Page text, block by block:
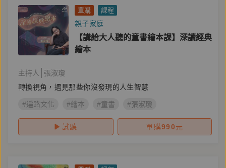
單購 課程
親子家庭
【講給大人聽的童書繪本課】深讀經典
繪本
主持人
張淑瓊
轉換視角，遇見那些你沒發現的人生智慧
#遍路文化 #繪本 #童書 #張淑瓊
試聽 單購990元